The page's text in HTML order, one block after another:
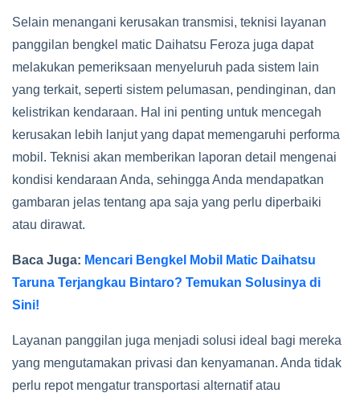
Selain menangani kerusakan transmisi, teknisi layanan
panggilan bengkel matic Daihatsu Feroza juga dapat
melakukan pemeriksaan menyeluruh pada sistem lain
yang terkait, seperti sistem pelumasan, pendinginan, dan
kelistrikan kendaraan. Hal ini penting untuk mencegah
kerusakan lebih lanjut yang dapat memengaruhi performa
mobil. Teknisi akan memberikan laporan detail mengenai
kondisi kendaraan Anda, sehingga Anda mendapatkan
gambaran jelas tentang apa saja yang perlu diperbaiki
atau dirawat.
Baca Juga: Mencari Bengkel Mobil Matic Daihatsu
Taruna Terjangkau Bintaro? Temukan Solusinya di
Sini!
Layanan panggilan juga menjadi solusi ideal bagi mereka
yang mengutamakan privasi dan kenyamanan. Anda tidak
perlu repot mengatur transportasi alternatif atau